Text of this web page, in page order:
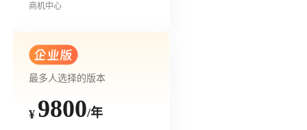
商机中心
最多人选择的版本
¥ 9800/年